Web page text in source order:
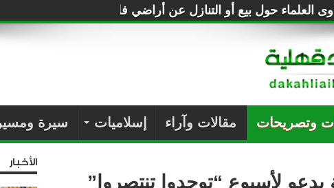
العلماء حول بيع أو التنازل عن أراضي فلسطين للصهاينة
وتصريحات مقالات وآراء إسلاميات سيرة
لأسبوع “توحدوا تنتصروا”
الأخبار